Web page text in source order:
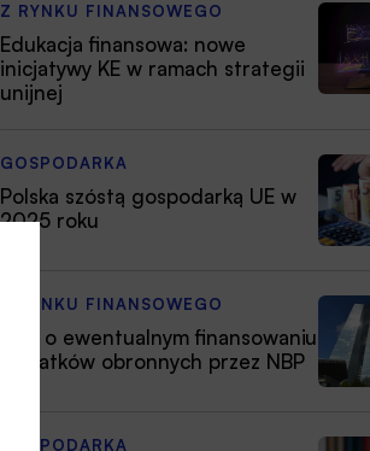
Z RYNKU FINANSOWEGO
Edukacja finansowa: nowe
inicjatywy KE w ramach strategii
unijnej
GOSPODARKA
Polska szóstą gospodarką UE w
2025 roku
Z RYNKU FINANSOWEGO
EBC o ewentualnym finansowaniu
wydatków obronnych przez NBP
GOSPODARKA